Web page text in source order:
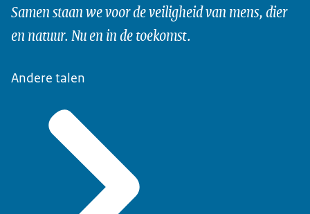
Samen staan we voor de veiligheid van mens, dier
en natuur. Nu en in de toekomst.
Andere talen